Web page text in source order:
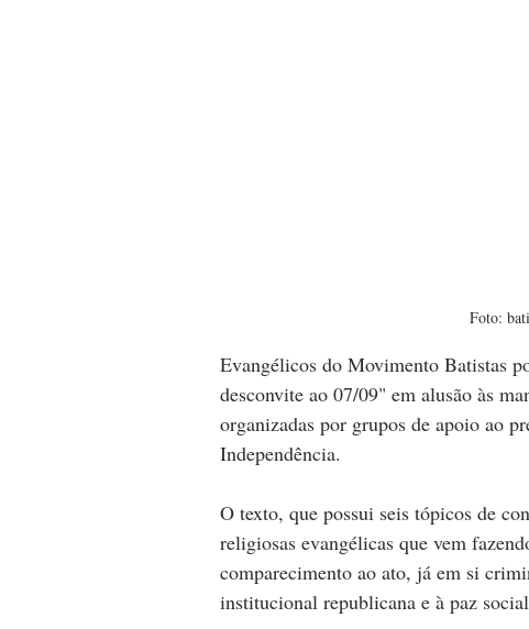
Foto:
Evangélicos do Movimento Batistas
desconvite ao 07/09" em alusão às
organizadas por grupos de apoio ao
Independência.
O texto, que possui seis tópicos de
religiosas evangélicas que vem
comparecimento ao ato, já em si
institucional republicana e à paz